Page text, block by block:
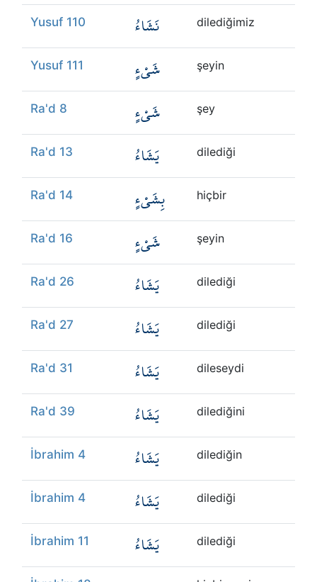
Yusuf 110 نَشَاءُ dilediğimiz
Yusuf 111 شَيْءٍ şeyin
Ra'd 8 شَيْءٍ şey
Ra'd 13 يَشَاءُ dilediği
Ra'd 14 بِشَيْءٍ hiçbir
Ra'd 16 شَيْءٍ şeyin
Ra'd 26 يَشَاءُ dilediği
Ra'd 27 يَشَاءُ dilediği
Ra'd 31 يَشَاءُ dileseydi
Ra'd 39 يَشَاءُ dilediğini
İbrahim 4 يَشَاءُ dilediğin
İbrahim 4 يَشَاءُ dilediği
İbrahim 11 يَشَاءُ dilediği